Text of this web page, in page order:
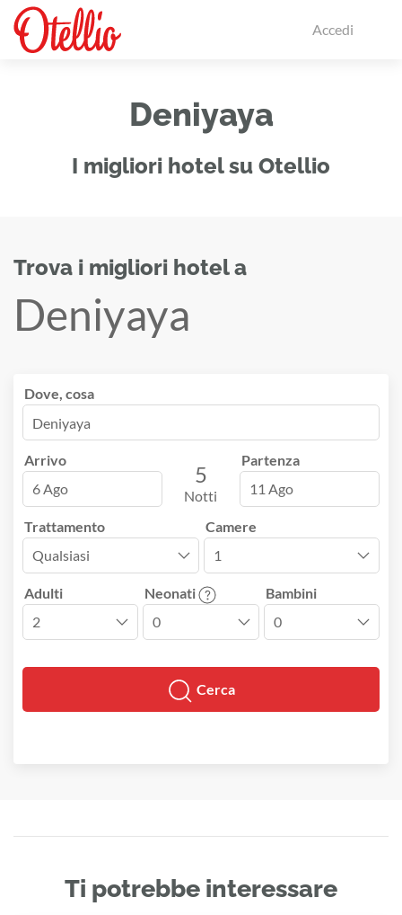
Accedi
Deniyaya
I migliori hotel su Otellio
Trova i migliori hotel a
Deniyaya
Dove, cosa
Arrivo
6 Ago
5
Notti
Partenza
11 Ago
Trattamento Camere
Adulti Neonati Bambini
Cerca
Ti potrebbe interessare